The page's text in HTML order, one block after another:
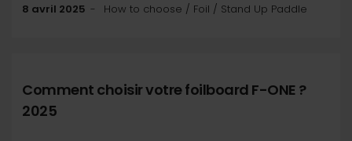
8 avril 2025 How to choose / Foil / Stand Up Paddle
Comment choisir votre foilboard F-ONE ?
2025